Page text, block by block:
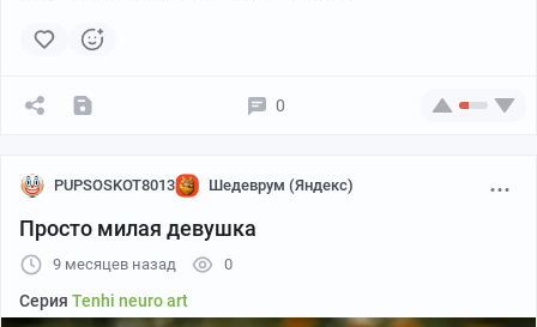
0
PUPSOSKOT8013 Шедеврум (Яндекс)
Просто милая девушка
9 месяцев назад 0
Серия Tenhi neuro art